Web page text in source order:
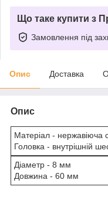
Що таке купити з
Замовлення під
Опис Доставка
Опис
Матеріал - нержавіюча
Головка - внутрішній
Діаметр - 8 мм
Довжина - 60 мм